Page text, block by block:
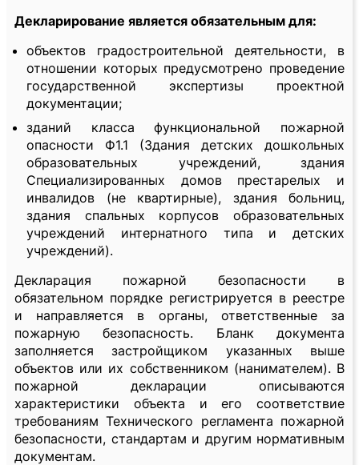
Декларирование является обязательным для:
объектов градостроительной деятельности, в
отношении которых предусмотрено проведение
государственной экспертизы проектной
документации;
зданий класса функциональной пожарной
опасности Ф1.1 (Здания детских дошкольных
образовательных учреждений, здания
Специализированных домов престарелых и
инвалидов (не квартирные), здания больниц,
здания спальных корпусов образовательных
учреждений интернатного типа и детских
учреждений).
Декларация пожарной безопасности в
обязательном порядке регистрируется в реестре
и направляется в органы, ответственные за
пожарную безопасность. Бланк документа
заполняется застройщиком указанных выше
объектов или их собственником (нанимателем). В
пожарной декларации описываются
характеристики объекта и его соответствие
требованиям Технического регламента пожарной
безопасности, стандартам и другим нормативным
документам.